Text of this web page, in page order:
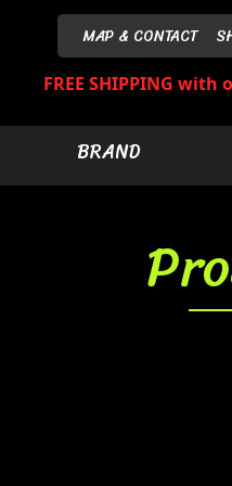
MAP & CONTACT
FREE SHIPPING with
BRAND